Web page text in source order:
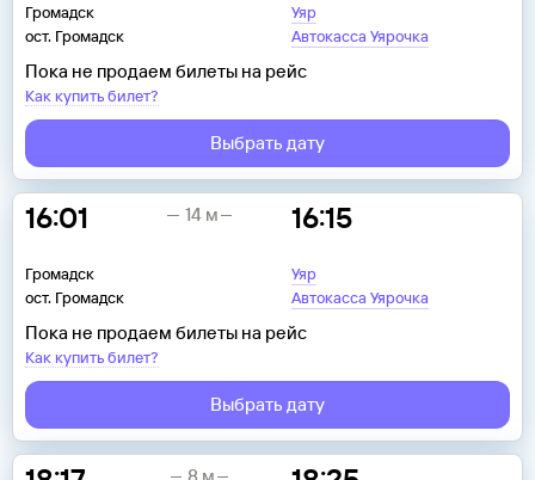
Громадск
ост. Громадск
Уяр
Автокасса Уярочка
Пока не продаем билеты на рейс
Как купить билет?
Выбрать дату
16:01
Громадск
ост. Громадск
16:15
Уяр
Автокасса Уярочка
14 м
Пока не продаем билеты на рейс
Как купить билет?
Выбрать дату